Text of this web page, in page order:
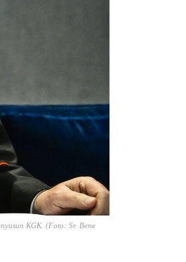
KGK. (Foto: Sr. Bene